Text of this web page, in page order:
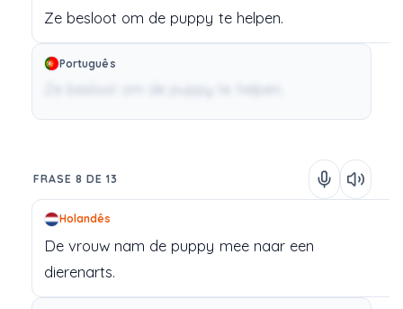
Ze besloot om de puppy te helpen.
Português
FRASE 8 DE 13
Holandês
De vrouw nam de puppy mee naar een
dierenarts.